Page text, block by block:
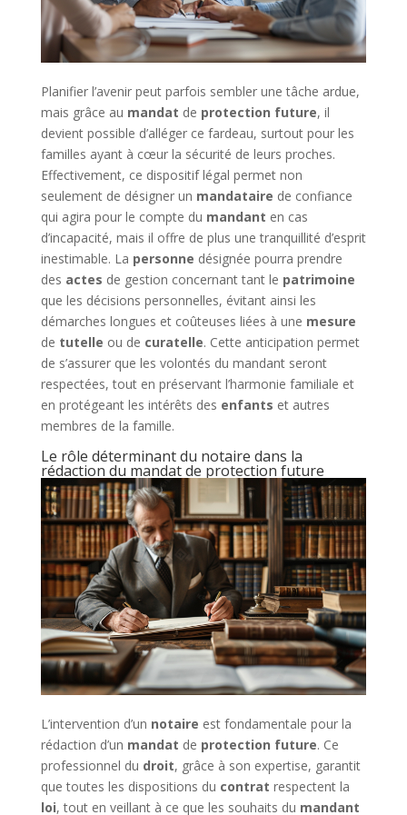
Planifier l’avenir peut parfois sembler une tâche ardue,
mais grâce au mandat de protection future, il
devient possible d’alléger ce fardeau, surtout pour les
familles ayant à cœur la sécurité de leurs proches.
Effectivement, ce dispositif légal permet non
seulement de désigner un mandataire de confiance
qui agira pour le compte du mandant en cas
d’incapacité, mais il offre de plus une tranquillité d’esprit
inestimable. La personne désignée pourra prendre
des actes de gestion concernant tant le patrimoine
que les décisions personnelles, évitant ainsi les
démarches longues et coûteuses liées à une mesure
de tutelle ou de curatelle. Cette anticipation permet
de s’assurer que les volontés du mandant seront
respectées, tout en préservant l’harmonie familiale et
en protégeant les intérêts des enfants et autres
membres de la famille.
Le rôle déterminant du notaire dans la
rédaction du mandat de protection future
L’intervention d’un notaire est fondamentale pour la
rédaction d’un mandat de protection future. Ce
professionnel du droit, grâce à son expertise, garantit
que toutes les dispositions du contrat respectent la
loi, tout en veillant à ce que les souhaits du mandant